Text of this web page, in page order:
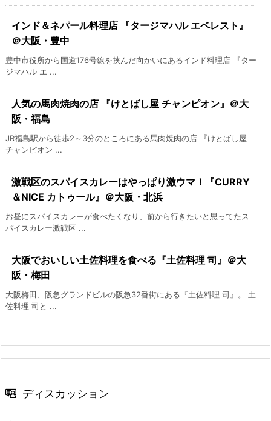
インド＆ネパール料理店 『タージマハル エベレスト』
＠大阪・豊中
豊中市役所から国道176号線を挟んだ向かいにあるインド料理店 『ター
ジマハル エ ...
人気の馬肉焼肉の店 『けとばし屋 チャンピオン』＠大
阪・福島
JR福島駅から徒歩2～3分のところにある馬肉焼肉の店 『けとばし屋
チャンピオン ...
激戦区のスパイスカレーはやっぱり激ウマ！『CURRY
＆NICE カトゥール』＠大阪・北浜
お昼にスパイスカレーが食べたくなり、前から行きたいと思ってたス
パイスカレー激戦区 ...
大阪でおいしい土佐料理を食べる『土佐料理 司』＠大
阪・梅田
大阪梅田、阪急グランドビルの阪急32番街にある『土佐料理 司』。 土
佐料理 司と ...
ディスカッション